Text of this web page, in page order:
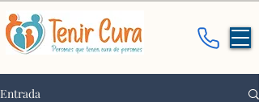
Entrada